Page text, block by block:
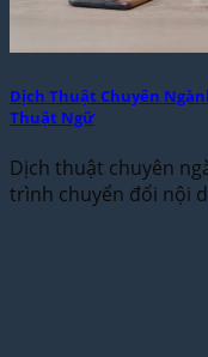
Dịch Thuật Chuyên
Thuật Ngữ
Dịch thuật chuyên
trình chuyển đổi nội